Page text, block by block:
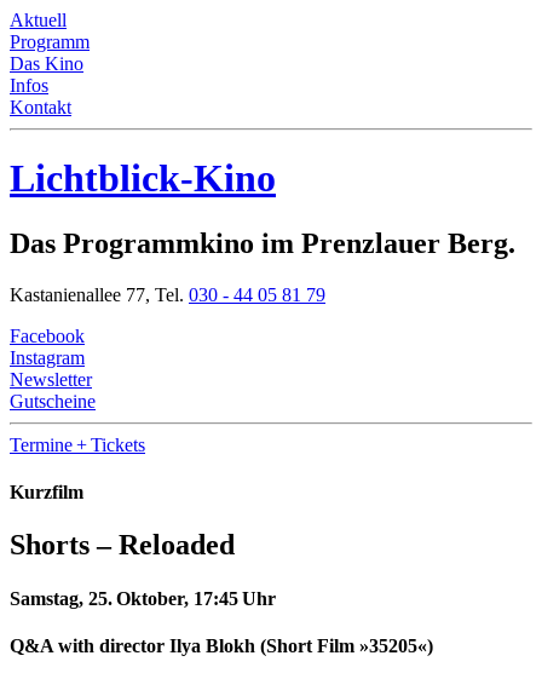
Aktuell
Programm
Das Kino
Infos
Kontakt
Lichtblick-Kino
Das Programmkino im Prenzlauer Berg.
Kastanienallee 77, Tel. 030 - 44 05 81 79
Facebook
Instagram
Newsletter
Gutscheine
Termine+ Tickets
Kurzfilm
Shorts – Reloaded
Samstag, 25. Oktober, 17:45 Uhr
Q&A with director Ilya Blokh (Short Film »35205«)